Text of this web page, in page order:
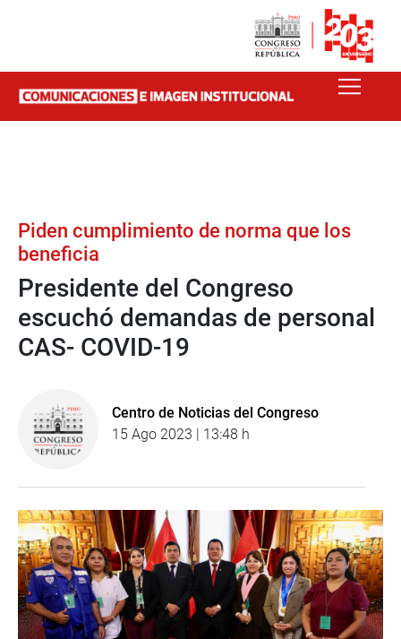
Piden cumplimiento de norma que los
beneficia
Presidente del Congreso
escuchó demandas de personal
CAS- COVID-19
Centro de Noticias del Congreso
15 Ago 2023 | 13:48 h